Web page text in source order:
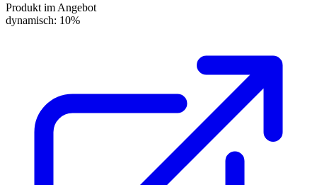
Produkt im Angebot
dynamisch: 10%